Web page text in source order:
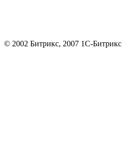
© 2002 Битрикс, 2007 1С-Битрикс